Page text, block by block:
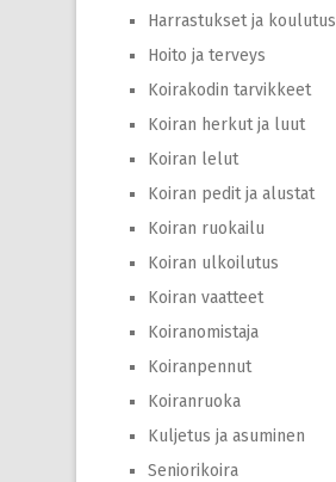
Harrastukset ja koulutus
Hoito ja terveys
Koirakodin tarvikkeet
Koiran herkut ja luut
Koiran lelut
Koiran pedit ja alustat
Koiran ruokailu
Koiran ulkoilutus
Koiran vaatteet
Koiranomistaja
Koiranpennut
Koiranruoka
Kuljetus ja asuminen
Seniorikoira